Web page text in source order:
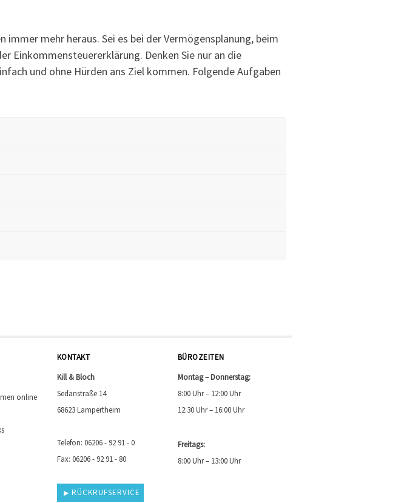
mehr heraus. Sei es bei der Vermögensplanung, beim
Einkommensteuererklärung. Denken Sie nur an die
und ohne Hürden ans Ziel kommen. Folgende Aufgaben
online
KONTAKT
Kill & Bloch
Sedanstraße 14
68623 Lampertheim
Telefon: 06206 - 92 91 - 0
Fax: 06206 - 92 91 - 80
RÜCKRUFSERVICE
BÜROZEITEN
Montag – Donnerstag:
8:00 Uhr – 12:00 Uhr
12:30 Uhr – 16:00 Uhr
Freitags:
8:00 Uhr – 13:00 Uhr